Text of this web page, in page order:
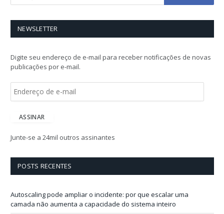
NEWSLETTER
Digite seu endereço de e-mail para receber notificações de novas
publicações por e-mail.
e
ç
ASSINAR
Junte-se a 24mil outros assinantes
POSTS RECENTES
Autoscaling pode ampliar o incidente: por que escalar uma
camada não aumenta a capacidade do sistema inteiro